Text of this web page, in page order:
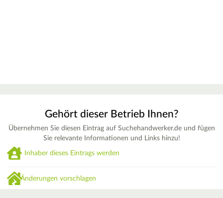
Gehört dieser Betrieb Ihnen?
Übernehmen Sie diesen Eintrag auf Suchehandwerker.de und fügen
Sie relevante Informationen und Links hinzu!
Inhaber dieses Eintrags werden
Änderungen vorschlagen